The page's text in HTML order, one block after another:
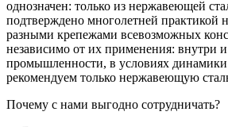
однозначен: только из нержавеющей
подтверждено многолетней практикой
разными крепежами всевозможных
независимо от их применения: внутри
промышленности, в условиях
рекомендуем только нержавеющую
Почему с нами выгодно сотрудничать?